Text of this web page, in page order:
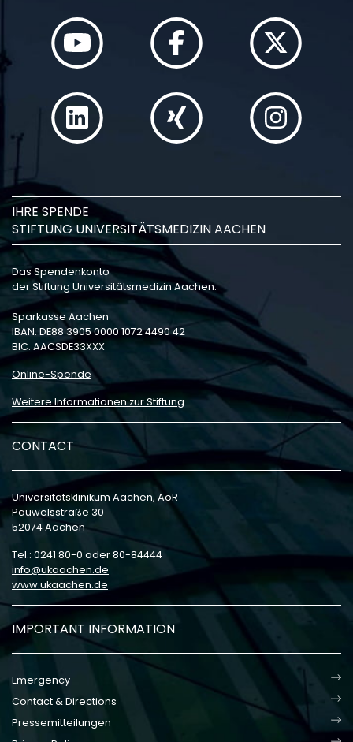
IHRE SPENDE
STIFTUNG UNIVERSITÄTSMEDIZIN AACHEN
Das Spendenkonto
der Stiftung Universitätsmedizin Aachen:
Sparkasse Aachen
IBAN: DE88 3905 0000 1072 4490 42
BIC: AACSDE33XXX
Online-Spende
Weitere Informationen zur Stiftung
CONTACT
Universitätsklinikum Aachen, AöR
Pauwelsstraße 30
52074 Aachen
Tel.: 0241 80-0 oder 80-84444
info
ukaachen de
www.ukaachen.de
IMPORTANT INFORMATION
Emergency
Contact & Directions
Pressemitteilungen